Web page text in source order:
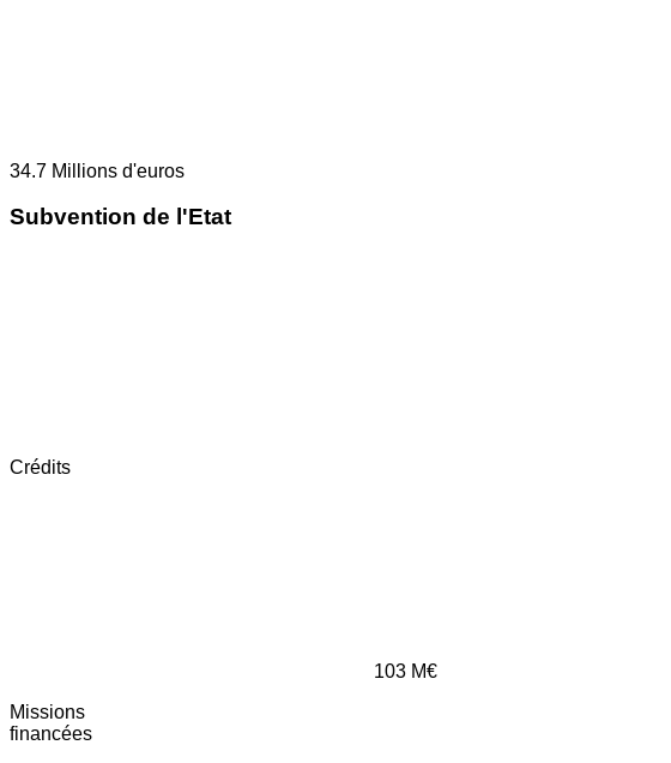
34.7 Millions d'euros
Subvention de l'Etat
Crédits
103 M€
Missions
financées